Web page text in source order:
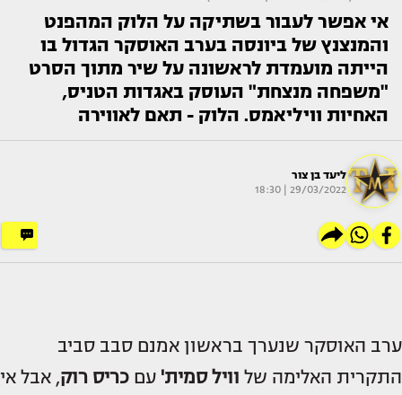
אי אפשר לעבור בשתיקה על הלוק המהפנט
והמנצנץ של ביונסה בערב האוסקר הגדול בו
הייתה מועמדת לראשונה על שיר מתוך הסרט
"משפחה מנצחת" העוסק באגדות הטניס,
האחיות וויליאמס. הלוק - תאם לאווירה
ליעד בן צור
29/03/2022 | 18:30
ערב האוסקר שנערך בראשון אמנם סבב סביב
התקרית האלימה של וויל סמית' עם כריס רוק, אבל אי